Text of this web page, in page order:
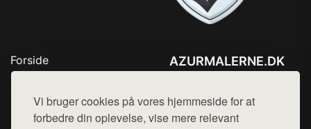
Vi bruger cookies på vores hjemmeside for at
forbedre din oplevelse, vise mere relevant
Forside
Produkter
Top Rabatter
AZURMALERNE.DK
Mail:hej@want.dk